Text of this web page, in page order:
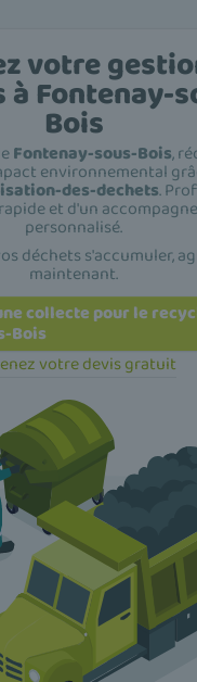
votre
à Fontenay-
Bois
Fontenay-sous-Bois,
environnemental
des-dechets.
et d'un
personnalisé.
déchets s'accumuler,
maintenant.
collecte pour le
Bois
votre devis gratuit